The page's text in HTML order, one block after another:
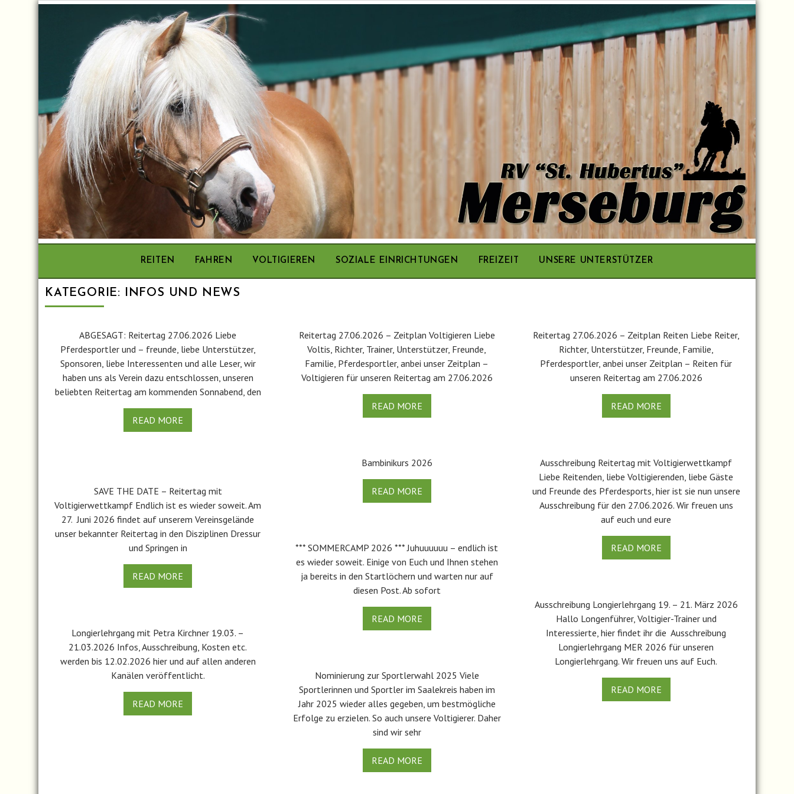
Skip
REITEN FAHREN VOLTIGIEREN SOZIALE EINRICHTUNGEN FREIZEIT UNSERE UNTERSTÜTZER
KATEGORIE: INFOS UND NEWS
ABGESAGT: Reitertag 27.06.2026 Liebe
Pferdesportler und – freunde, liebe Unterstützer,
Sponsoren, liebe Interessenten und alle Leser, wir
haben uns als Verein dazu entschlossen, unseren
beliebten Reitertag am kommenden Sonnabend, den
READ MORE
Reitertag 27.06.2026 – Zeitplan Voltigieren Liebe
Voltis, Richter, Trainer, Unterstützer, Freunde,
Familie, Pferdesportler, anbei unser Zeitplan –
Voltigieren für unseren Reitertag am 27.06.2026
READ MORE
Reitertag 27.06.2026 – Zeitplan Reiten Liebe Reiter,
Richter, Unterstützer, Freunde, Familie,
Pferdesportler, anbei unser Zeitplan – Reiten für
unseren Reitertag am 27.06.2026
READ MORE
Bambinikurs 2026
READ MORE
Ausschreibung Reitertag mit Voltigierwettkampf
Liebe Reitenden, liebe Voltigierenden, liebe Gäste
und Freunde des Pferdesports, hier ist sie nun unsere
Ausschreibung für den 27.06.2026. Wir freuen uns
auf euch und eure
READ MORE
SAVE THE DATE – Reitertag mit
Voltigierwettkampf Endlich ist es wieder soweit. Am
27. Juni 2026 findet auf unserem Vereinsgelände
unser bekannter Reitertag in den Disziplinen Dressur
und Springen in
READ MORE
*** SOMMERCAMP 2026 *** Juhuuuuuu – endlich ist
es wieder soweit. Einige von Euch und Ihnen stehen
ja bereits in den Startlöchern und warten nur auf
diesen Post. Ab sofort
READ MORE
Ausschreibung Longierlehrgang 19. – 21. März 2026
Hallo Longenführer, Voltigier-Trainer und
Interessierte, hier findet ihr die Ausschreibung
Longierlehrgang MER 2026 für unseren
Longierlehrgang. Wir freuen uns auf Euch.
READ MORE
Longierlehrgang mit Petra Kirchner 19.03. –
21.03.2026 Infos, Ausschreibung, Kosten etc.
werden bis 12.02.2026 hier und auf allen anderen
Kanälen veröffentlicht.
READ MORE
Nominierung zur Sportlerwahl 2025 Viele
Sportlerinnen und Sportler im Saalekreis haben im
Jahr 2025 wieder alles gegeben, um bestmögliche
Erfolge zu erzielen. So auch unsere Voltigierer. Daher
sind wir sehr
READ MORE